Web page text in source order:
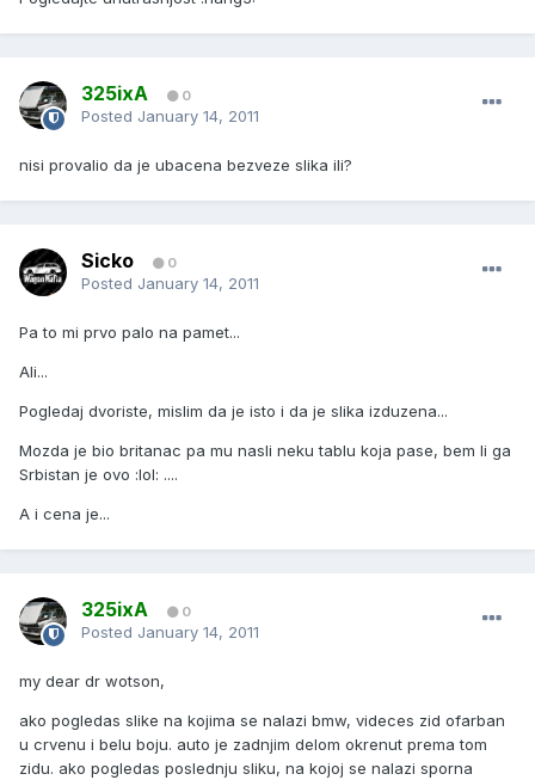
325ixA 0
Posted January 14, 2011
nisi provalio da je ubacena bezveze slika ili?
Sicko 0
Posted January 14, 2011
Pa to mi prvo palo na pamet...
Ali...
Pogledaj dvoriste, mislim da je isto i da je slika izduzena...
Mozda je bio britanac pa mu nasli neku tablu koja pase, bem li ga
Srbistan je ovo :lol: ....
A i cena je...
325ixA 0
Posted January 14, 2011
my dear dr wotson,
ako pogledas slike na kojima se nalazi bmw, videces zid ofarban
u crvenu i belu boju. auto je zadnjim delom okrenut prema tom
zidu. ako pogledas poslednju sliku, na kojoj se nalazi sporna